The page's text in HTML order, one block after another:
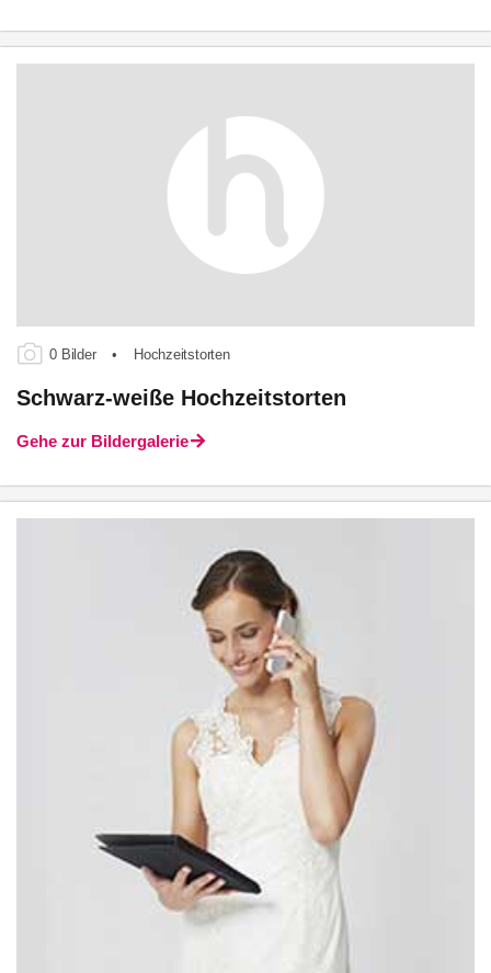
0 Bilder • Hochzeitstorten
Schwarz-weiße Hochzeitstorten
Gehe zur Bildergalerie